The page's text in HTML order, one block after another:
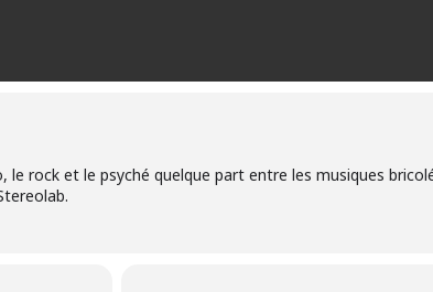
rock et le psyché quelque part entre les musiques